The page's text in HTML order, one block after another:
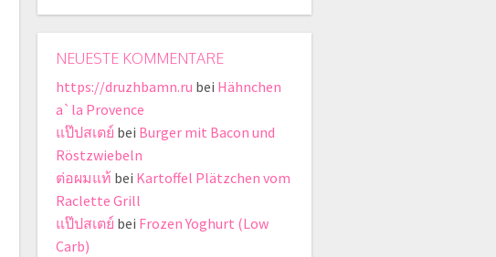
NEUESTE KOMMENTARE
https://druzhbamn.ru bei Hähnchen
a`la Provence
แป๊ปสเตย์ bei Burger mit Bacon und
Röstzwiebeln
ต่อผมแท้ bei Kartoffel Plätzchen vom
Raclette Grill
แป๊ปสเตย์ bei Frozen Yoghurt (Low
Carb)